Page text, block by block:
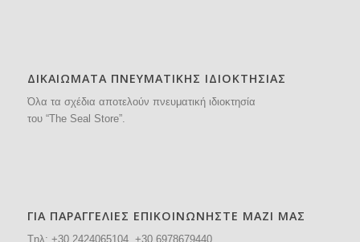
ΔΙΚΑΙΩΜΑΤΑ ΠΝΕΥΜΑΤΙΚΗΣ ΙΔΙΟΚΤΗΣΙΑΣ
Όλα τα σχέδια αποτελούν πνευματική ιδιοκτησία
του “The Seal Store”.
ΓΙΑ ΠΑΡΑΓΓΕΛΙΕΣ ΕΠΙΚΟΙΝΩΝΗΣΤΕ ΜΑΖΙ ΜΑΣ
Tηλ: +30 2424065104, +30 6978679440